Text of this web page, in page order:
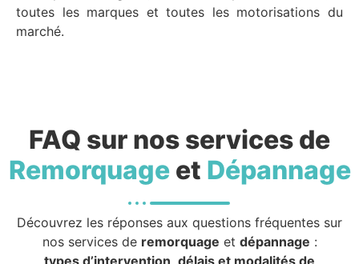
toutes les marques et toutes les motorisations du
marché.
FAQ sur nos services de
Remorquageet Dépannage
Découvrez les réponses aux questions fréquentes sur
nos services de remorquage et dépannage :
types d’intervention, délais et modalités de